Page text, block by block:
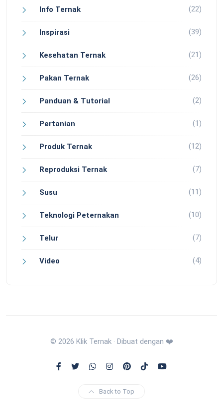
Info Ternak (22)
Inspirasi (39)
Kesehatan Ternak (21)
Pakan Ternak (26)
Panduan & Tutorial (2)
Pertanian (1)
Produk Ternak (12)
Reproduksi Ternak (7)
Susu (11)
Teknologi Peternakan (10)
Telur (7)
Video (4)
© 2026 Klik Ternak · Dibuat dengan ❤️
Back to Top